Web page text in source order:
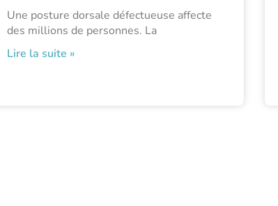
Une posture dorsale défectueuse affecte
des millions de personnes. La
Lire la suite »